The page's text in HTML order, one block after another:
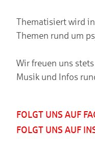
Thematisiert wird
Themen rund um
Wir freuen uns
Musik und Infos
FOLGT UNS AUF
FOLGT UNS AUF